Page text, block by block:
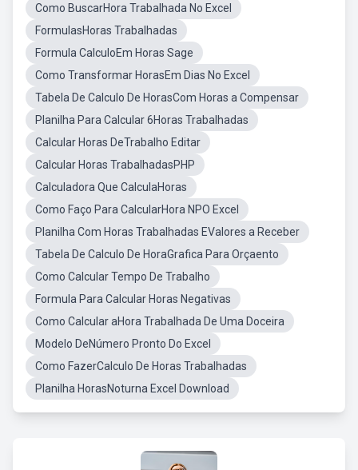
Como BuscarHora Trabalhada No Excel
FormulasHoras Trabalhadas
Formula CalculoEm Horas Sage
Como Transformar HorasEm Dias No Excel
Tabela De Calculo De HorasCom Horas a Compensar
Planilha Para Calcular 6Horas Trabalhadas
Calcular Horas DeTrabalho Editar
Calcular Horas TrabalhadasPHP
Calculadora Que CalculaHoras
Como Faço Para CalcularHora NPO Excel
Planilha Com Horas Trabalhadas EValores a Receber
Tabela De Calculo De HoraGrafica Para Orçaento
Como Calcular Tempo De Trabalho
Formula Para Calcular Horas Negativas
Como Calcular aHora Trabalhada De Uma Doceira
Modelo DeNúmero Pronto Do Excel
Como FazerCalculo De Horas Trabalhadas
Planilha HorasNoturna Excel Download